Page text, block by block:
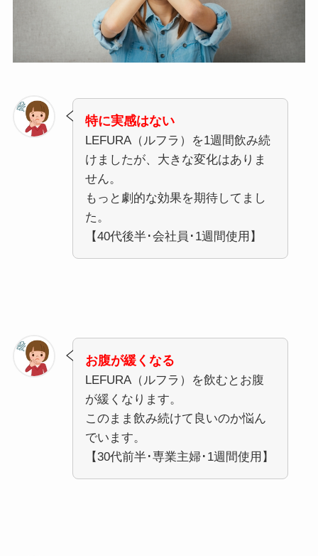
特に実感はない
LEFURA（ルフラ）を1週間飲み続
けましたが、大きな変化はありま
せん。
もっと劇的な効果を期待してまし
た。
【40代後半･会社員･1週間使用】
お腹が緩くなる
LEFURA（ルフラ）を飲むとお腹
が緩くなります。
このまま飲み続けて良いのか悩ん
でいます。
【30代前半･専業主婦･1週間使用】